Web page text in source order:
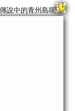
說中的青州島呢